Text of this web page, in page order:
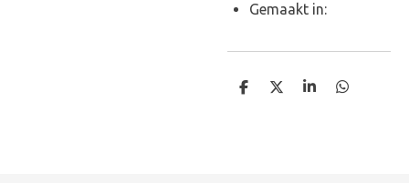
Gemaakt in:
D
D
S
D